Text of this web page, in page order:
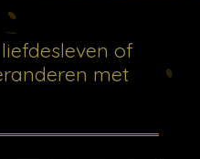
of
met